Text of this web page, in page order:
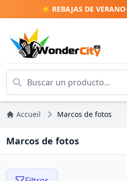
☀️ REBAJAS DE VERANO·
Accueil Marcos de fotos
Marcos de fotos